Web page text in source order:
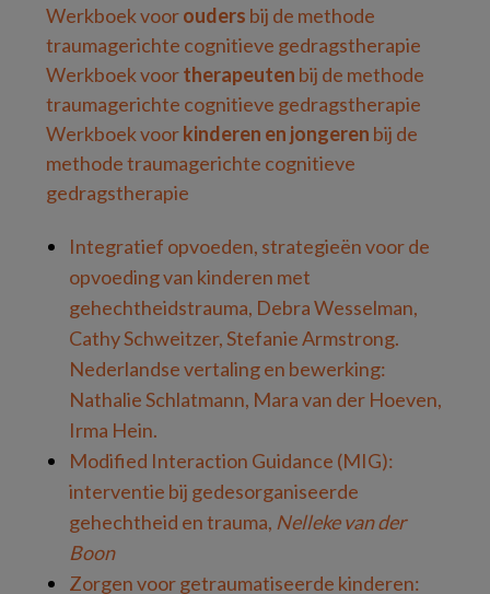
Werkboek voorouders bij de methode
traumagerichte cognitieve gedragstherapie
Werkboek voortherapeuten bij de methode
traumagerichte cognitieve gedragstherapie
Werkboek voorkinderen en jongeren bij de
methode traumagerichte cognitieve
gedragstherapie
Integratief opvoeden, strategieën voor de
opvoeding van kinderen met
gehechtheidstrauma, Debra Wesselman,
Cathy Schweitzer, Stefanie Armstrong.
Nederlandse vertaling en bewerking:
Nathalie Schlatmann, Mara van der Hoeven,
Irma Hein.
Modified Interaction Guidance (MIG):
interventie bij gedesorganiseerde
gehechtheid en trauma, Nelleke van der
Boon
Zorgen voor getraumatiseerde kinderen: